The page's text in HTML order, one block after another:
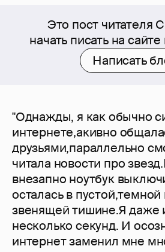
Это пост читателя
начать писать на
Написать
"Однажды, я как обычно
интернете,акивно
друзьями,параллельно
читала новости про
внезапно ноутбук
осталась в
звенящей тишине.Я даже
несколько секунд. И
интернет заменил мне